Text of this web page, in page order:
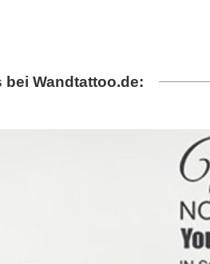
Wandtattoo.de: